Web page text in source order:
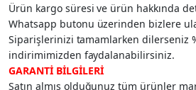
Ürün kargo süresi ve ürün hakkında
Whatsapp butonu üzerinden bizlere
Siparişlerinizi tamamlarken dilerseniz
indirimimizden faydalanabilirsiniz.
GARANTİ BİLGİLERİ
Satın almış olduğunuz tüm ürünler